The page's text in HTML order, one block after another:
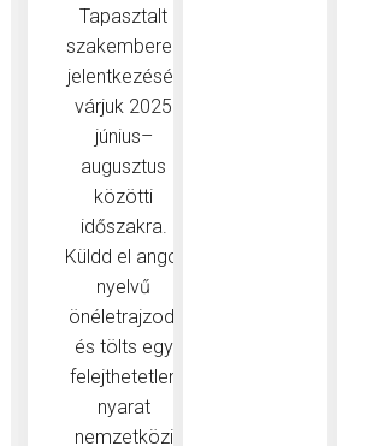
Tapasztalt
szakemberek
jelentkezését
várjuk 2025
június–
augusztus
közötti
időszakra.
Küldd el angol
nyelvű
önéletrajzod,
és tölts egy
felejthetetlen
nyarat
nemzetközi